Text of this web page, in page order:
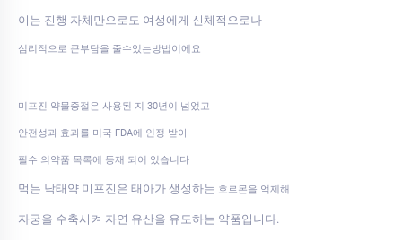
이는 진행 자체만으로도 여성에게 신체적으로나
심리적으로 큰부담을 줄수있는방법이에요
미프진 약물중절은 사용된 지 30년이 넘었고
안전성과 효과를 미국 FDA에 인정 받아
필수 의약품 목록에 등재 되어 있습니다
먹는 낙태약 미프진은 태아가 생성하는 호르몬을 억제해
자궁을 수축시켜 자연 유산을 유도하는 약품입니다.